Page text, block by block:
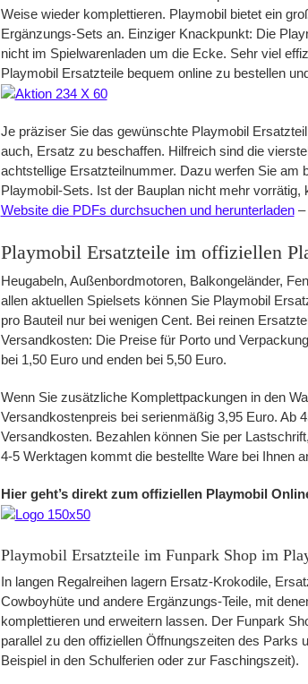
Weise wieder komplettieren. Playmobil bietet ein
Ergänzungs-Sets an. Einziger Knackpunkt: Die
nicht im Spielwarenladen um die Ecke. Sehr viel
Playmobil Ersatzteile bequem online zu bestellen
Je präziser Sie das gewünschte Playmobil
auch, Ersatz zu beschaffen. Hilfreich sind die
achtstellige Ersatzteilnummer. Dazu werfen Sie am
Playmobil-Sets. Ist der Bauplan nicht mehr vorrätig,
Website die PDFs durchsuchen und herunterladen–
Playmobil Ersatzteile im offiziellen
Heugabeln, Außenbordmotoren, Balkongeländer,
allen aktuellen Spielsets können Sie Playmobil
pro Bauteil nur bei wenigen Cent. Bei reinen
Versandkosten: Die Preise für Porto und
bei 1,50 Euro und enden bei 5,50 Euro.
Wenn Sie zusätzliche Komplettpackungen in den
Versandkostenpreis bei serienmäßig 3,95 Euro. Ab
Versandkosten. Bezahlen können Sie per
4-5 Werktagen kommt die bestellte Ware bei Ihnen
Hier geht’s direkt zum offiziellen Playmobil
Playmobil Ersatzteile im Funpark Shop im
In langen Regalreihen lagern Ersatz-Krokodile,
Cowboyhüte und andere Ergänzungs-Teile, mit
komplettieren und erweitern lassen. Der Funpark
parallel zu den offiziellen Öffnungszeiten des Parks
Beispiel in den Schulferien oder zur Faschingszeit).